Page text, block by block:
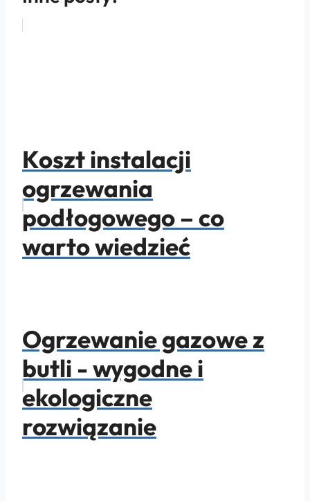
Koszt instalacji
ogrzewania
podłogowego – co
warto wiedzieć
Ogrzewanie gazowe z
butli - wygodne i
ekologiczne
rozwiązanie